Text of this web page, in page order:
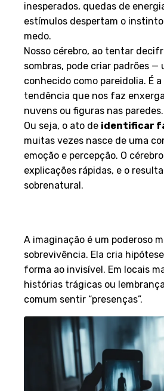
inesperados, quedas de
estímulos despertam o
medo.
Nosso cérebro, ao tentar
sombras, pode criar padrões —
conhecido como pareidolia. É a
tendência que nos faz
nuvens ou figuras nas paredes.
Ou seja, o ato de identificar
muitas vezes nasce de uma
emoção e percepção. O
explicações rápidas, e o
sobrenatural.
A imaginação é um poderoso
sobrevivência. Ela cria
forma ao invisível. Em locais
histórias trágicas ou
comum sentir “presenças”.